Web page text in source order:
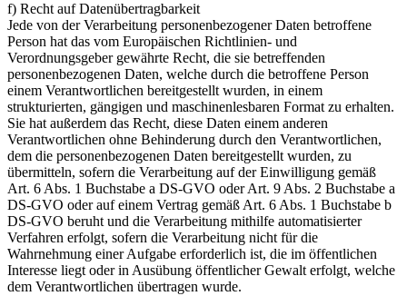
f) Recht auf Datenübertragbarkeit
Jede von der Verarbeitung personenbezogener Daten betroffene
Person hat das vom Europäischen Richtlinien- und
Verordnungsgeber gewährte Recht, die sie betreffenden
personenbezogenen Daten, welche durch die betroffene Person
einem Verantwortlichen bereitgestellt wurden, in einem
strukturierten, gängigen und maschinenlesbaren Format zu erhalten.
Sie hat außerdem das Recht, diese Daten einem anderen
Verantwortlichen ohne Behinderung durch den Verantwortlichen,
dem die personenbezogenen Daten bereitgestellt wurden, zu
übermitteln, sofern die Verarbeitung auf der Einwilligung gemäß
Art. 6 Abs. 1 Buchstabe a DS-GVO oder Art. 9 Abs. 2 Buchstabe a
DS-GVO oder auf einem Vertrag gemäß Art. 6 Abs. 1 Buchstabe b
DS-GVO beruht und die Verarbeitung mithilfe automatisierter
Verfahren erfolgt, sofern die Verarbeitung nicht für die
Wahrnehmung einer Aufgabe erforderlich ist, die im öffentlichen
Interesse liegt oder in Ausübung öffentlicher Gewalt erfolgt, welche
dem Verantwortlichen übertragen wurde.